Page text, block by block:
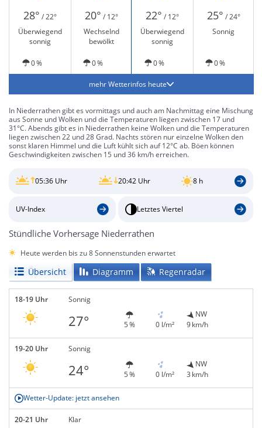
28° / 22° 20° / 12° 22° / 12° 25° / 24°
Überwiegend
sonnig
Wechselnd
bewölkt
Überwiegend
sonnig
Sonnig
0 % 0 % 0 % 0 %
mehr Wetterinfos heute
In Niederrathen gibt es vormittags und auch am Nachmittag eine Mischung
aus Sonne und Wolken und die Temperaturen liegen zwischen 17 und
31°C. Abends gibt es in Niederrathen keine Wolken und die Temperaturen
liegen zwischen 22 und 28 Grad. Nachts stören nur einzelne Wolken den
sonst klaren Himmel und die Luft kühlt sich auf 12°C ab. Böen können
Geschwindigkeiten zwischen 15 und 36 km/h erreichen.
05:36 Uhr 20:42 Uhr 8 h
UV-Index Letztes Viertel
Stündliche Vorhersage Niederrathen
Heute werden bis zu 8 Sonnenstunden erwartet
Übersicht Diagramm Regenradar
18-19 Uhr Sonnig
27° 5 % 0 l/m²
NW
9 km/h
19-20 Uhr Sonnig
24° 5 % 0 l/m²
NW
3 km/h
Wetter-Update: jetzt ansehen
20-21 Uhr Klar